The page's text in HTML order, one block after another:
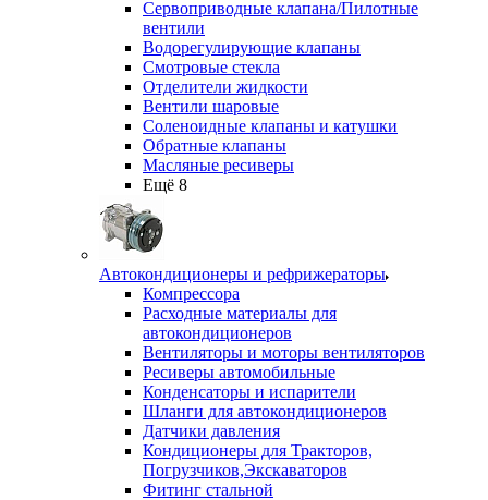
Сервоприводные клапана/Пилотные
вентили
Водорегулирующие клапаны
Смотровые стекла
Отделители жидкости
Вентили шаровые
Соленоидные клапаны и катушки
Обратные клапаны
Масляные ресиверы
Ещё 8
Автокондиционеры и рефрижераторы
Компрессора
Расходные материалы для
автокондиционеров
Вентиляторы и моторы вентиляторов
Ресиверы автомобильные
Конденсаторы и испарители
Шланги для автокондиционеров
Датчики давления
Кондиционеры для Тракторов,
Погрузчиков,Экскаваторов
Фитинг стальной